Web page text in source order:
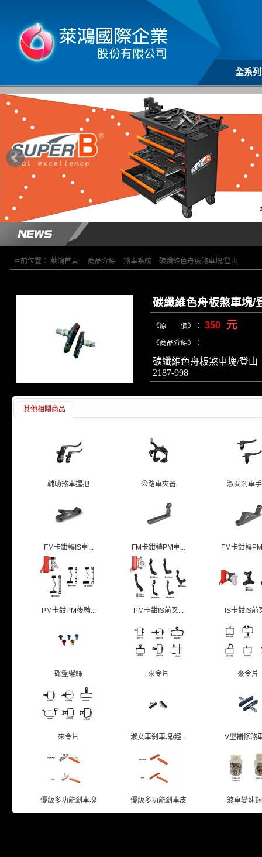
全系
目前位置： 萊鴻首頁 商品介紹 煞車系統 碳纖維色舟板煞車塊/登山
碳纖維色舟板煞車塊/
《原 價》： 350 元
《商品介紹》：
碳纖維色舟板煞車塊/登山
2187-998
其他相關商品
輔助煞車握把 公路車夾器 淑女剎車
FM卡鉗轉IS車... FM卡鉗轉PM車... FM卡鉗轉
PM卡鉗PM後輪... PM卡鉗IS前叉... IS卡鉗IS前
碟盤螺絲 來令片 來令片
來令片 淑女車剎車塊/經... V型補修煞
優級多功能剎車塊 優級多功能剎車皮 煞車變速